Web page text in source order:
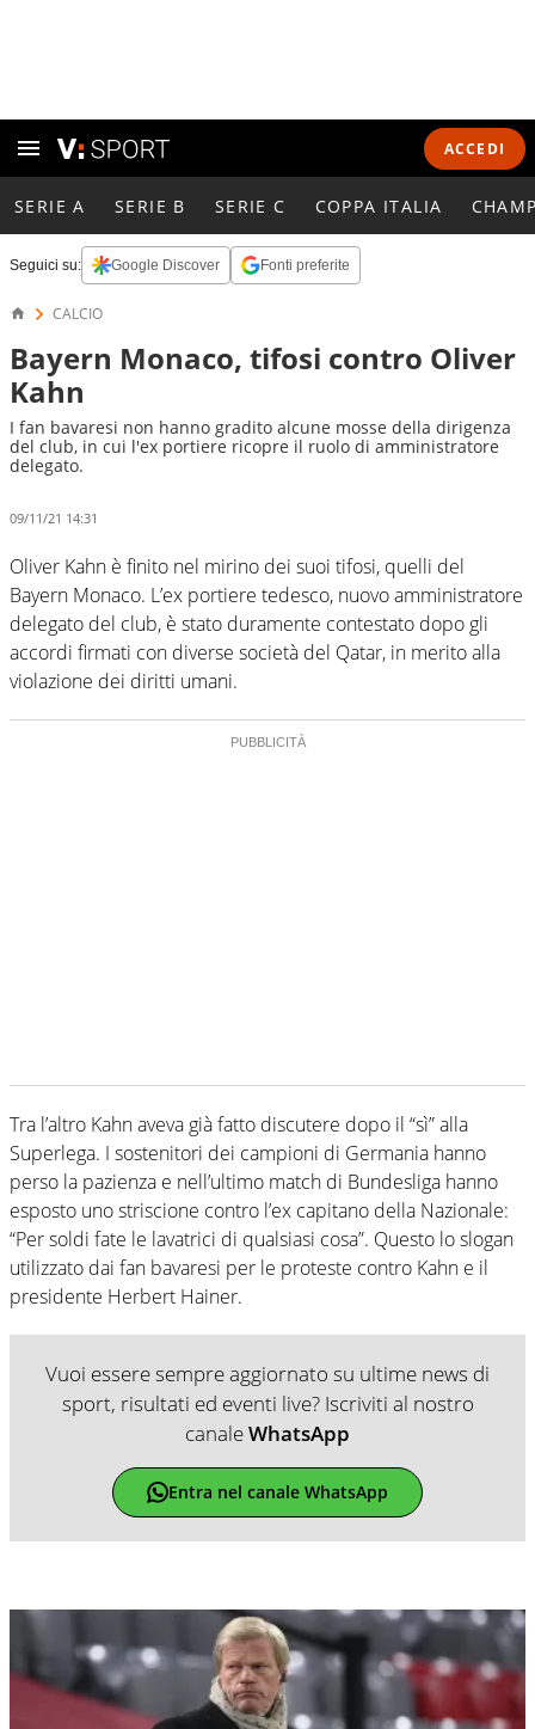
ACCEDI
SERIE A SERIE B SERIE C COPPA ITALIA
Seguici su: Google Discover Fonti preferite
CALCIO
Bayern Monaco, tifosi contro Oliver
Kahn
I fan bavaresi non hanno gradito alcune mosse della dirigenza
del club, in cui l'ex portiere ricopre il ruolo di amministratore
delegato.
09/11/21 14:31
Oliver Kahn è finito nel mirino dei suoi tifosi, quelli del
Bayern Monaco. L’ex portiere tedesco, nuovo amministratore
delegato del club, è stato duramente contestato dopo gli
accordi firmati con diverse società del Qatar, in merito alla
violazione dei diritti umani.
Tra l’altro Kahn aveva già fatto discutere dopo il “sì” alla
Superlega. I sostenitori dei campioni di Germania hanno
perso la pazienza e nell’ultimo match di Bundesliga hanno
esposto uno striscione contro l’ex capitano della Nazionale:
“Per soldi fate le lavatrici di qualsiasi cosa”. Questo lo slogan
utilizzato dai fan bavaresi per le proteste contro Kahn e il
presidente Herbert Hainer.
Vuoi essere sempre aggiornato su ultime news di
sport, risultati ed eventi live? Iscriviti al nostro
canaleWhatsApp
Entra nel canale WhatsApp